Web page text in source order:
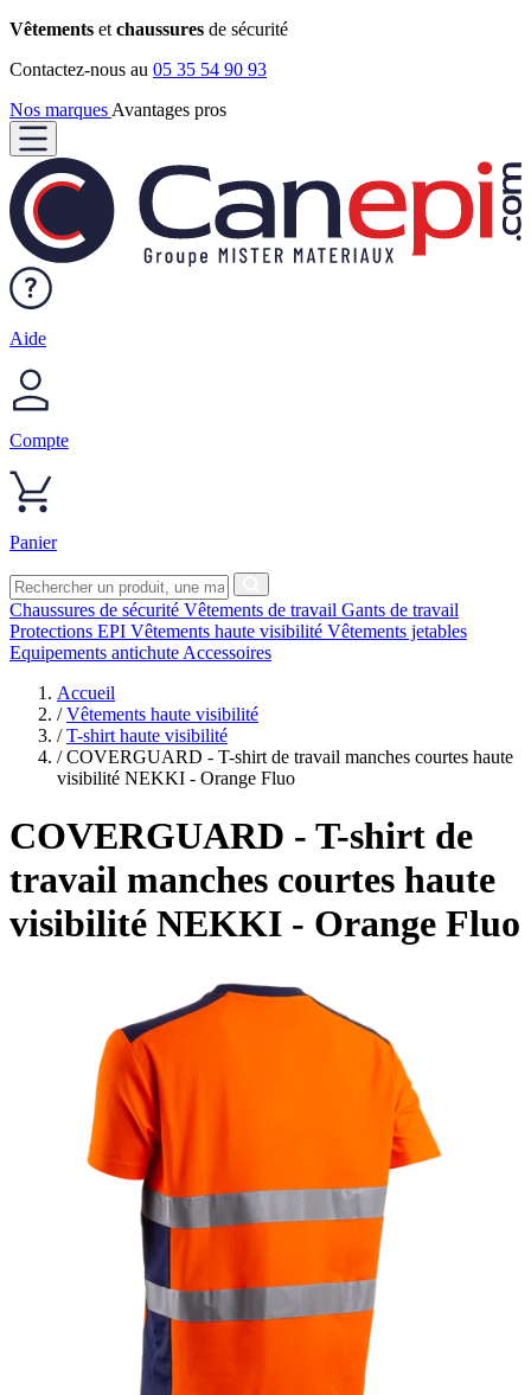
Vêtements et chaussures de sécurité
Contactez-nous au 05 35 54 90 93
Nos marques Avantages pros
Aide
Compte
Panier
Chaussures de sécurité Vêtements de travail Gants de travail
Protections EPI Vêtements haute visibilité Vêtements jetables
Equipements antichute Accessoires
Accueil
/ Vêtements haute visibilité
/ T-shirt haute visibilité
/ COVERGUARD - T-shirt de travail manches courtes haute
visibilité NEKKI - Orange Fluo
COVERGUARD - T-shirt de
travail manches courtes haute
visibilité NEKKI - Orange Fluo